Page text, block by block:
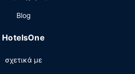
ρεσεψιόν όλο το 24ωρο και
πόλη (Σίδνεϊ); Αυτό το
Blog
HotelsOne
σχετικά με